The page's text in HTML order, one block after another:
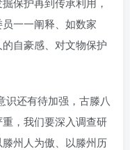
一一阐释、如数家
自豪感、对文物保护
识还有待加强，古滕八
，我们要深入调查研
州人为傲、以滕州历